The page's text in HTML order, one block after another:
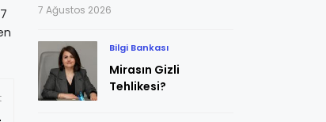
7 Ağustos 2026
Bilgi Bankası
Mirasın Gizli
Tehlikesi?